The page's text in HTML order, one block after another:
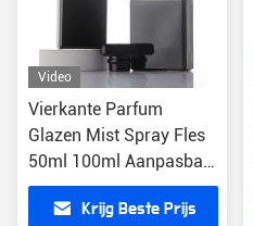
Video
Vierkante Parfum
Glazen Mist Spray Fles
50ml 100ml Aanpasbare
Luxe
Krijg Beste Prijs